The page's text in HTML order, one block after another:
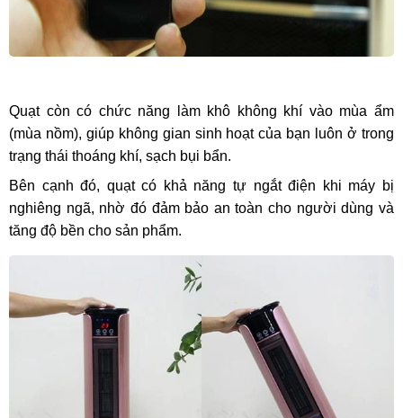
Quạt còn có chức năng làm khô không khí vào mùa ẩm
(mùa nồm), giúp không gian sinh hoạt của bạn luôn ở trong
trạng thái thoáng khí, sạch bụi bẩn.
Bên cạnh đó, quạt có khả năng tự ngắt điện khi máy bị
nghiêng ngã, nhờ đó đảm bảo an toàn cho người dùng và
tăng độ bền cho sản phẩm.